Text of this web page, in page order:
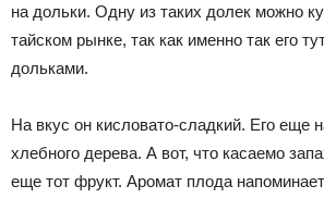
на дольки. Одну из таких долек можно
тайском рынке, так как именно так его
дольками.
На вкус он кисловато-сладкий. Его еще
хлебного дерева. А вот, что касаемо
еще тот фрукт. Аромат плода